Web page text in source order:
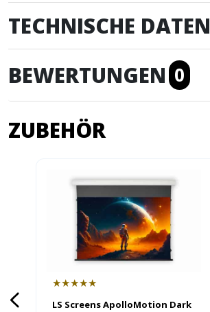
TECHNISCHE DATEN
BEWERTUNGEN 0
ZUBEHÖR
★★★★★
LS Screens ApolloMotion Dark